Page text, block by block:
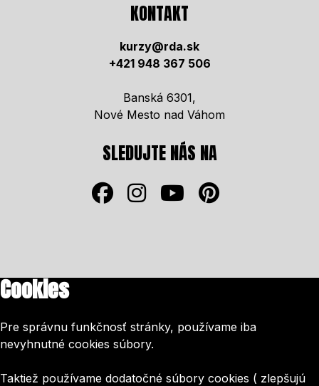
KONTAKT
kurzy@rda.sk
+421 948 367 506
Banská 6301,
Nové Mesto nad Váhom
SLEDUJTE NÁS NA
Cookies
Pre správnu funkčnosť stránky, používame iba
nevyhnutné cookies súbory.
Taktiež používame dodatočné súbory cookies ( zlepšujú